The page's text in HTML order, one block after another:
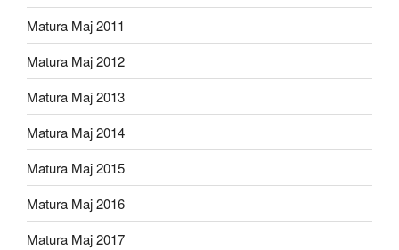
Matura Maj 2011
Matura Maj 2012
Matura Maj 2013
Matura Maj 2014
Matura Maj 2015
Matura Maj 2016
Matura Maj 2017